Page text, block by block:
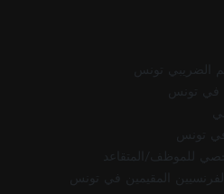
الضريبي تونس
في تونس
تونس
للموظف/المتقاعد
المقيمين في تونس